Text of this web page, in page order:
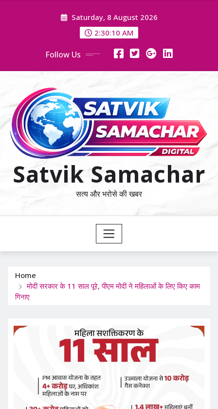
Saturday, 8 August 2026
2:30:10 AM
Follow Us
Satvik Samachar
सत्य और भरोसे की खबर
Home
मोदी सरकार के 11 साल पूरे, पीएम मोदी ने महिलाओं के लिए किए काम
गिनाए